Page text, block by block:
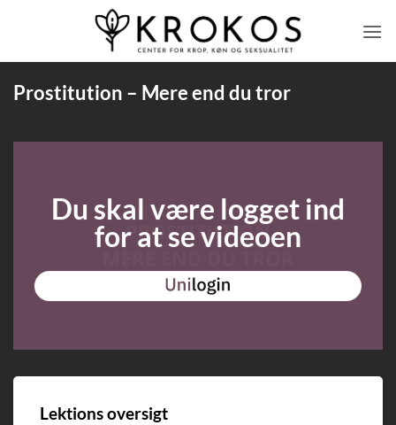
Prostitution – Mere end du tror
Du skal være logget ind
for at se videoen
Lektions oversigt